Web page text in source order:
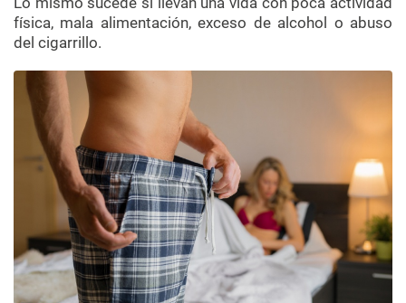
física, mala alimentación, exceso de alcohol o abuso
del cigarrillo.